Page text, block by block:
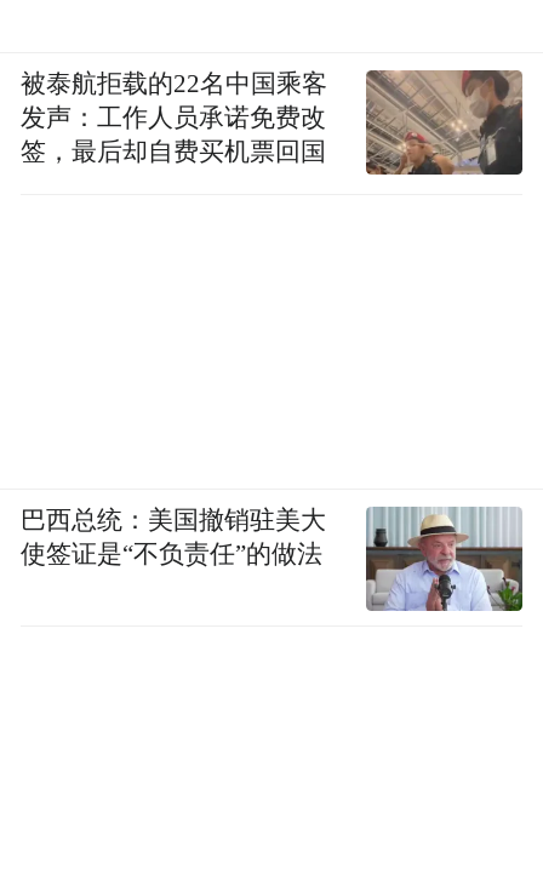
被泰航拒载的22名中国乘客
发声：工作人员承诺免费改
签，最后却自费买机票回国
巴西总统：美国撤销驻美大
使签证是“不负责任”的做法